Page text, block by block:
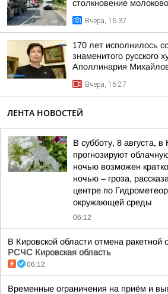
столкновение
Вчера, 16:37
170 лет исполнилось
знаменитого русского
Аполлинария
Вчера, 16:27
ЛЕНТА НОВОСТЕЙ
В субботу, 8 августа, в
прогнозируют
ночью возможен
ночью – гроза,
центре по
окружающей среды
06:12
В Кировской области отмена ракетной
РСЧС Кировская область
06:12
Временные ограничения на приём и